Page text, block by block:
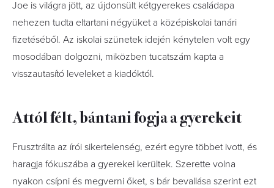
Joe is világra jött, az újdonsült kétgyerekes családapa
nehezen tudta eltartani négyüket a középiskolai tanári
fizetéséből. Az iskolai szünetek idején kénytelen volt egy
mosodában dolgozni, miközben tucatszám kapta a
visszautasító leveleket a kiadóktól.
Attól félt, bántani fogja a gyerekeit
Frusztrálta az írói sikertelenség, ezért egyre többet ivott, és
haragja fókuszába a gyerekei kerültek. Szerette volna
nyakon csípni és megverni őket, s bár bevallása szerint ezt